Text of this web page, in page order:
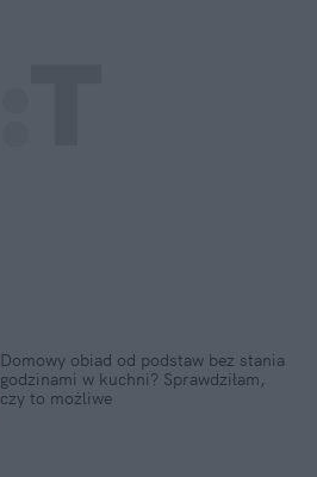
Domowy obiad od podstaw bez stania
godzinami w kuchni? Sprawdziłam,
czy to możliwe